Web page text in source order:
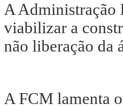
A Administração
viabilizar a
não liberação da
A FCM lamenta